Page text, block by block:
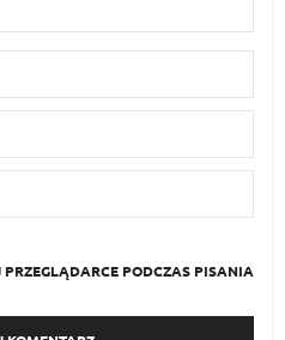
PODCZAS PISANIA